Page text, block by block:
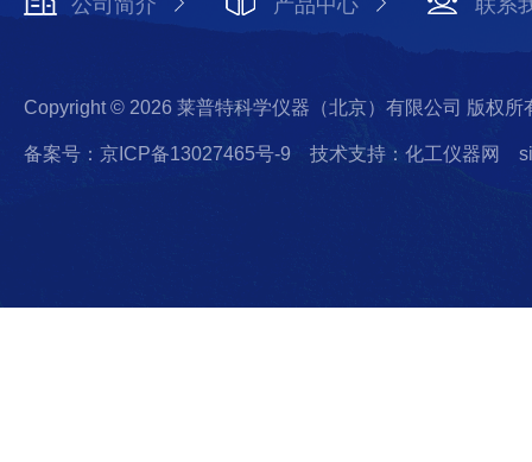
公司简介 产品中心 联系
Copyright © 2026 莱普特科学仪器（北京）有限公司 版权所
备案号：京ICP备13027465号-9 技术支持：化工仪器网